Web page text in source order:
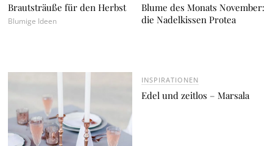
Brautsträuße für den Herbst
Blumige Ideen
Blume des Monats November:
die Nadelkissen Protea
INSPIRATIONEN
Edel und zeitlos – Marsala